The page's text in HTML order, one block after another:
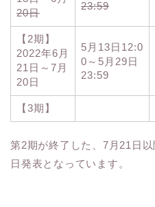
20日
23:59
【2期】
2022年6月
21日～7月
20日
5月13日12:0
0～5月29日
23:59
【3期】
第2期が終了した、7月21日
日発表となっています。